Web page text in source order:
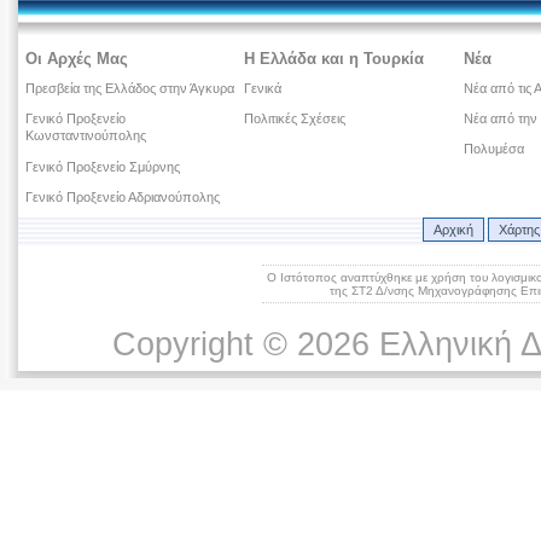
Οι Αρχές Μας
Πρεσβεία της Ελλάδος στην Άγκυρα
Γενικό Προξενείο
Κωνσταντινούπολης
Γενικό Προξενείο Σμύρνης
Γενικό Προξενείο Αδριανούπολης
Η Ελλάδα και η Τουρκία
Γενικά
Πολιτικές Σχέσεις
Νέα
Νέα από τις
Νέα από την
Πολυμέσα
Αρχική
Ο Ιστότοπος αναπτύχθηκε με χρήση του
της ΣΤ2 Δ/νσης Μηχανογράφησης
Copyright © 2026 Ελληνική